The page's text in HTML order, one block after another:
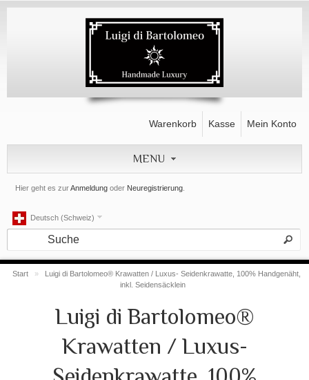
Hier geht es zurAnmeldung oder Neuregistrierung
Warenkorb Kasse Mein Konto
MENU
Deutsch (Schweiz)
Start »
Luigi di Bartolomeo® Krawatten / Luxus- Seidenkrawatte, 100% Handgenäht,
inkl. Seidensäcklein
Luigi di Bartolomeo®
Krawatten / Luxus-